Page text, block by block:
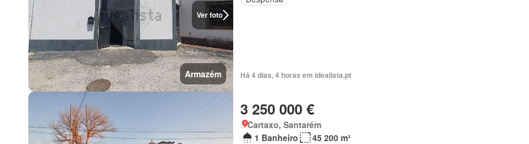
Ver foto
Armazém Há 4 dias, 4 horas em idealista.pt
3 250 000 €
Cartaxo, Santarém
1 Banheiro
45 200 m²